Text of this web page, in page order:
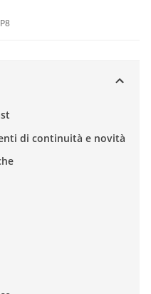
di continuità e novità